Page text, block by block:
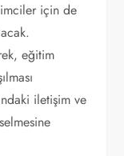
için de
eğitim
iletişim ve